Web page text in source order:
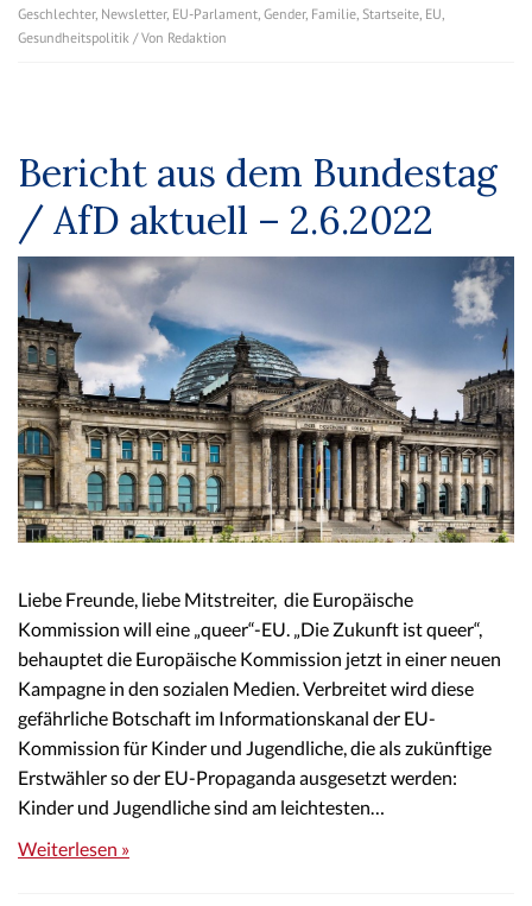
Geschlechter, Newsletter, EU-Parlament Gender, Familie Startseite EU
Gesundheitspolitik / Von Redaktion
Bericht aus dem Bundestag
/ AfD aktuell – 2.6.2022
Liebe Freunde, liebe Mitstreiter, die Europäische
Kommission will eine „queer“-EU. „Die Zukunft ist queer“,
behauptet die Europäische Kommission jetzt in einer neuen
Kampagne in den sozialen Medien. Verbreitet wird diese
gefährliche Botschaft im Informationskanal der EU-
Kommission für Kinder und Jugendliche, die als zukünftige
Erstwähler so der EU-Propaganda ausgesetzt werden:
Kinder und Jugendliche sind am leichtesten…
Weiterlesen »